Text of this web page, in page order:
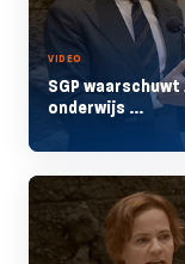
VIDEO
SGP
onderwijs ...